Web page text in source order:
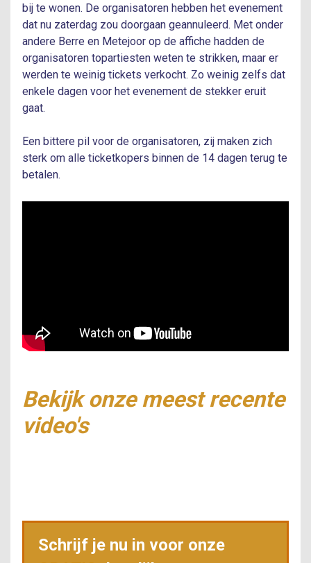
bij te wonen. De organisatoren hebben het evenement
dat nu zaterdag zou doorgaan geannuleerd. Met onder
andere Berre en Metejoor op de affiche hadden de
organisatoren topartiesten weten te strikken, maar er
werden te weinig tickets verkocht. Zo weinig zelfs dat
enkele dagen voor het evenement de stekker eruit
gaat.
Een bittere pil voor de organisatoren, zij maken zich
sterk om alle ticketkopers binnen de 14 dagen terug te
betalen.
Bekijk onze meest recente
video's
Schrijf je nu in voor onze